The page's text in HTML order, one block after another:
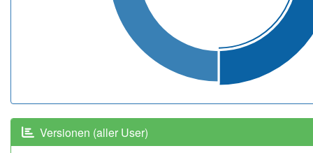
Versionen (aller User)